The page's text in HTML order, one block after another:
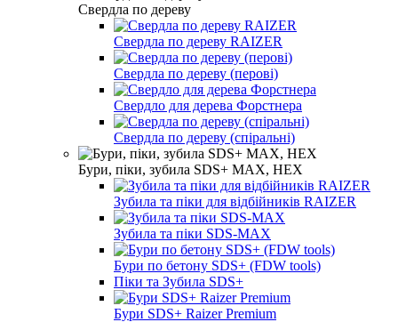
Свердла по дереву
Свердла по дереву RAIZER
Свердла по дереву (перові)
Свердло для дерева Форстнера
Свердла по дереву (спіральні)
Бури, піки, зубила SDS+ MAX, HEX
Зубила та піки для відбійників RAIZER
Зубила та піки SDS-MAX
Бури по бетону SDS+ (FDW tools)
Піки та Зубила SDS+
Бури SDS+ Raizer Premium